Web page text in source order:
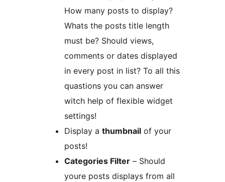
How many posts to display?
Whats the posts title length
must be? Should views,
comments or dates displayed
in every post in list? To all this
quastions you can answer
witch help of flexible widget
settings!
Display a thumbnail of your
posts!
Categories Filter – Should
youre posts displays from all